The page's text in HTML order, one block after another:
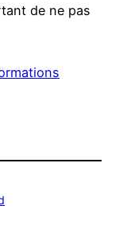
de ne pas